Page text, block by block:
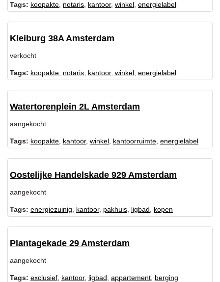
Tags: koopakte notaris kantoor, winkel energielabel
Kleiburg 38A Amsterdam
verkocht
Tags: koopakte notaris kantoor, winkel energielabel
Watertorenplein 2L Amsterdam
aangekocht
Tags: koopakte kantoor, winkel kantoorruimte energielabel
Oostelijke Handelskade 929 Amsterdam
aangekocht
Tags: energiezuinig kantoor, pakhuis ligbad kopen
Plantagekade 29 Amsterdam
aangekocht
Tags: exclusief kantoor, ligbad appartement berging